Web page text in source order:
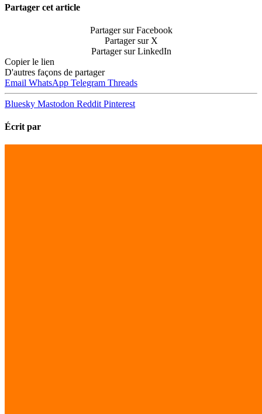
Partager cet article
Partager sur Facebook
Partager sur X
Partager sur LinkedIn
Copier le lien
D'autres façons de partager
Email WhatsApp Telegram Threads
Bluesky Mastodon Reddit Pinterest
Écrit par